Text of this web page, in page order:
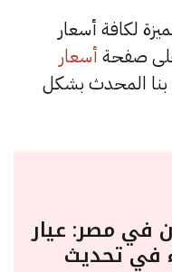
مميزة لكافة أسعار
صفحة أسعار
المحدث بشكل
في مصر: عيار
للشراء في تحديث